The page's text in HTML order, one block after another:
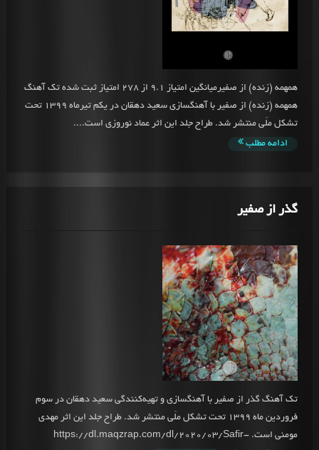
همهمه (زنده) از صفیرمیانگین امتیاز 9.1 از 278 امتیاز ثبت شده تک آهنگ
همهمه (زنده) از صفیر با آهنگسازی سعید دهقان در یکم تیرماه 1399 تحت
تشکل ملّی منتشر شد. طراح جلد این اثر عماد نوروزی است....
ادامه مطلب
گذر از صفیر
تک آهنگ گذر از صفیر با آهنگسازی و تهیه‌کنندگی سعید دهقان در سوم
فروردین ماه 1399 تحت تشکل ملّی منتشر شد. طراح جلد این اثر مهدی
مومنی است. https://dl.maqzrap.com/dl/2020/03/Safir-